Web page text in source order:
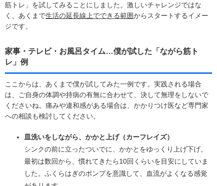
筋トレ」を試してみることにしました。激しいチャレンジではな
く、あくまで生活の延長線上でできる範囲からスタートするイメー
ジです。
家事・テレビ・お風呂タイム…僕が試した「ながら筋ト
レ」例
ここからは、あくまで僕が試してみた一例です。実践される場合
は、ご自身の体調や持病の有無に合わせて、決して無理をしないで
くださいね。痛みや違和感がある場合は、かかりつけ医など専門家
への相談も検討してください。
皿洗いをしながら、かかと上げ（カーフレイズ）
シンクの前に立ったついでに、かかとをゆっくり上げ下げ。
最初は数回から、慣れてきたら10回くらいを目安にしていま
した。ふくらはぎのポンプを意識して、血流がよくなる感覚